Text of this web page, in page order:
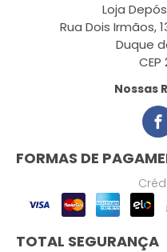
Loja
Rua Dois Irmãos,
Duque
CEP
Nossas
FORMAS DE
TOTAL SEGURANÇA